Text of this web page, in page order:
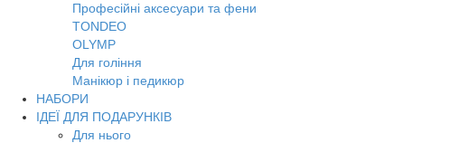
Професійні аксесуари та фени
TONDEO
OLYMP
Для гоління
Манікюр і педикюр
НАБОРИ
ІДЕЇ ДЛЯ ПОДАРУНКІВ
Для нього